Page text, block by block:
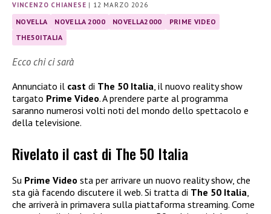
VINCENZO CHIANESE | 12 MARZO 2026
NOVELLA NOVELLA 2000 NOVELLA2000
PRIME VIDEO
THE50ITALIA
Ecco chi ci sarà
Annunciato il cast di The 50 Italia, il nuovo reality show
targato Prime Video. A prendere parte al programma
saranno numerosi volti noti del mondo dello spettacolo e
della televisione.
Rivelato il cast di The 50 Italia
Su Prime Video sta per arrivare un nuovo reality show, che
sta già facendo discutere il web. Si tratta di The 50 Italia
che arriverà in primavera sulla piattaforma streaming. Come